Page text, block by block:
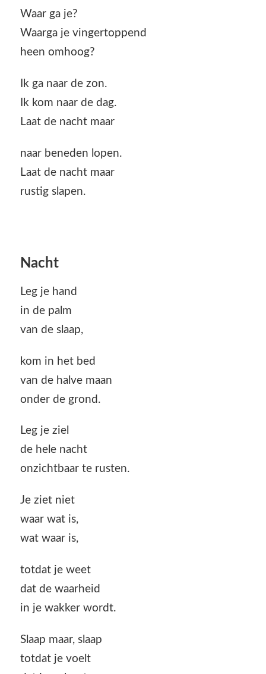
Waar ga je?
Waarga je vingertoppend
heen omhoog?
Ik ga naar de zon.
Ik kom naar de dag.
Laat de nacht maar
naar beneden lopen.
Laat de nacht maar
rustig slapen.
Nacht
Leg je hand
in de palm
van de slaap,
kom in het bed
van de halve maan
onder de grond.
Leg je ziel
de hele nacht
onzichtbaar te rusten.
Je ziet niet
waar wat is,
wat waar is,
totdat je weet
dat de waarheid
in je wakker wordt.
Slaap maar, slaap
totdat je voelt